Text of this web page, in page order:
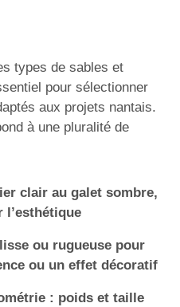
types de sables et
pour sélectionner
aux projets nantais.
à une pluralité de
clair au galet sombre,
l’esthétique
ou rugueuse pour
ou un effet décoratif
: poids et taille